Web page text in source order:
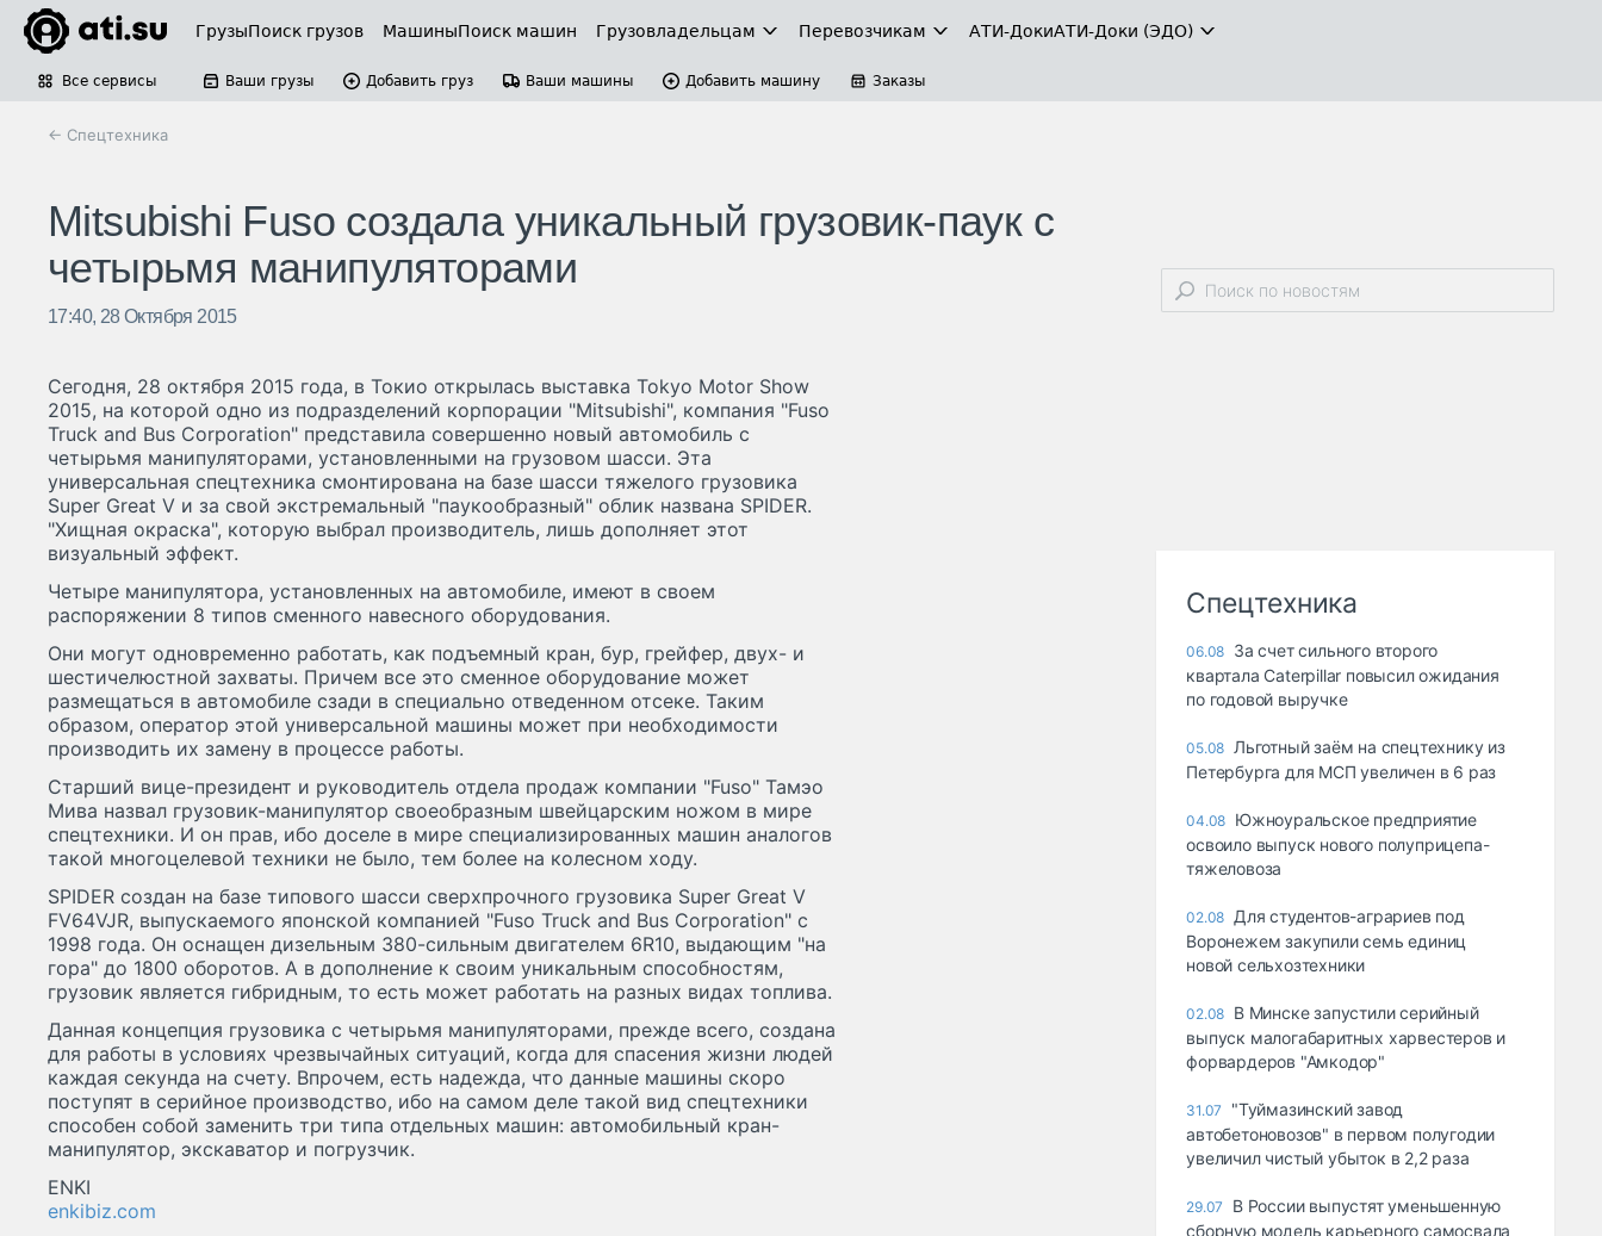
ГрузыПоиск грузов МашиныПоиск машин Грузовладельцам Перевозчикам АТИ-ДокиАТИ-Доки (ЭДО)
Все сервисы Ваши грузы Добавить груз Ваши машины Добавить машину Заказы
← Спецтехника
Mitsubishi Fuso создала уникальный грузовик-паук с
четырьмя манипуляторами
17:40, 28 Октября 2015
Сегодня, 28 октября 2015 года, в Токио открылась выставка Tokyo Motor Show
2015, на которой одно из подразделений корпорации "Mitsubishi", компания "Fuso
Truck and Bus Corporation" представила совершенно новый автомобиль с
четырьмя манипуляторами, установленными на грузовом шасси. Эта
универсальная спецтехника смонтирована на базе шасси тяжелого грузовика
Super Great V и за свой экстремальный "паукообразный" облик названа SPIDER.
"Хищная окраска", которую выбрал производитель, лишь дополняет этот
визуальный эффект.
Четыре манипулятора, установленных на автомобиле, имеют в своем
распоряжении 8 типов сменного навесного оборудования.
Они могут одновременно работать, как подъемный кран, бур, грейфер, двух- и
шестичелюстной захваты. Причем все это сменное оборудование может
размещаться в автомобиле сзади в специально отведенном отсеке. Таким
образом, оператор этой универсальной машины может при необходимости
производить их замену в процессе работы.
Старший вице-президент и руководитель отдела продаж компании "Fuso" Тамэо
Мива назвал грузовик-манипулятор своеобразным швейцарским ножом в мире
спецтехники. И он прав, ибо доселе в мире специализированных машин аналогов
такой многоцелевой техники не было, тем более на колесном ходу.
SPIDER создан на базе типового шасси сверхпрочного грузовика Super Great V
FV64VJR, выпускаемого японской компанией "Fuso Truck and Bus Corporation" с
1998 года. Он оснащен дизельным 380-сильным двигателем 6R10, выдающим "на
гора" до 1800 оборотов. А в дополнение к своим уникальным способностям,
грузовик является гибридным, то есть может работать на разных видах топлива.
Данная концепция грузовика с четырьмя манипуляторами, прежде всего, создана
для работы в условиях чрезвычайных ситуаций, когда для спасения жизни людей
каждая секунда на счету. Впрочем, есть надежда, что данные машины скоро
поступят в серийное производство, ибо на самом деле такой вид спецтехники
способен собой заменить три типа отдельных машин: автомобильный кран-
манипулятор, экскаватор и погрузчик.
ENKI
enkibiz.com
Спецтехника
06.08 За счет сильного второго
квартала Caterpillar повысил ожидания
по годовой выручке
05.08 Льготный заём на спецтехнику из
Петербурга для МСП увеличен в 6 раз
04.08 Южноуральское предприятие
освоило выпуск нового полуприцепа-
тяжеловоза
02.08 Для студентов-аграриев под
Воронежем закупили семь единиц
новой сельхозтехники
02.08 В Минске запустили серийный
выпуск малогабаритных харвестеров и
форвардеров "Амкодор"
31.07
"Туймазинский завод
автобетоновозов" в первом полугодии
увеличил чистый убыток в 2,2 раза
29.07
В России выпустят уменьшенную
сборную модель карьерного самосвала